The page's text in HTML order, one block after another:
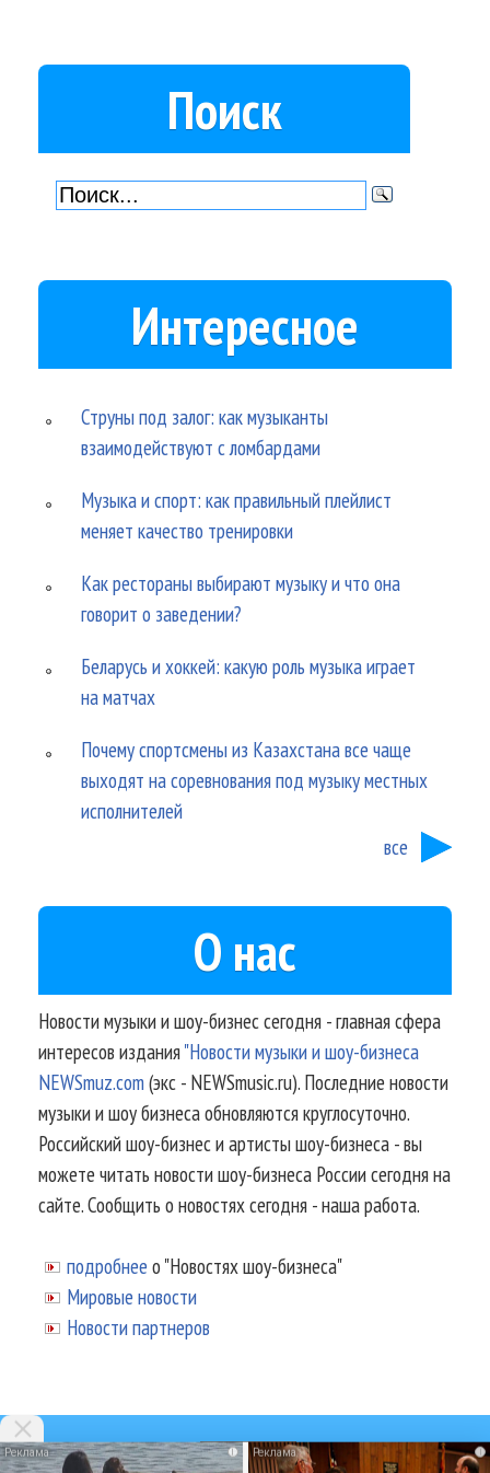
Поиск
Интересное
Струны под залог: как музыканты
взаимодействуют с ломбардами
Музыка и спорт: как правильный плейлист
меняет качество тренировки
Как рестораны выбирают музыку и что она
говорит о заведении?
Беларусь и хоккей: какую роль музыка играет
на матчах
Почему спортсмены из Казахстана все чаще
выходят на соревнования под музыку местных
исполнителей
все
О нас
Новости музыки и шоу-бизнес сегодня - главная сфера
интересов издания"Новости музыки и шоу-бизнеса
NEWSmuz.com(экс - NEWSmusic.ru). Последние новости
музыки и шоу бизнеса обновляются круглосуточно.
Российский шоу-бизнес и артисты шоу-бизнеса - вы
можете читать новости шоу-бизнеса России сегодня на
сайте. Сообщить о новостях сегодня - наша работа.
подробнее о "Новостях шоу-бизнеса"
Мировые новости
Новости партнеров
i i